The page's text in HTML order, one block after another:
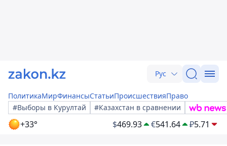
Рус
ПолитикаМирФинансыСтатьиПроисшествияПраво
#Выборы в Курултай
#Казахстан в сравнении
+33° $469.93 €541.64 ₽5.71